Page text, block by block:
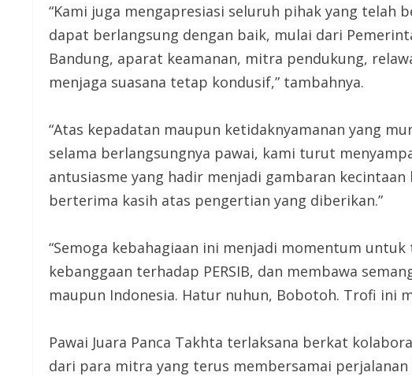
“Kami juga mengapresiasi seluruh pihak yang telah
dapat berlangsung dengan baik, mulai dari
Bandung, aparat keamanan, mitra pendukung,
menjaga suasana tetap kondusif,” tambahnya.
“Atas kepadatan maupun ketidaknyamanan yang
selama berlangsungnya pawai, kami turut
antusiasme yang hadir menjadi gambaran kecintaan
berterima kasih atas pengertian yang diberikan.”
“Semoga kebahagiaan ini menjadi momentum
kebanggaan terhadap PERSIB, dan membawa
maupun Indonesia. Hatur nuhun, Bobotoh. Trofi ini
Pawai Juara Panca Takhta terlaksana berkat
dari para mitra yang terus membersamai perjalanan